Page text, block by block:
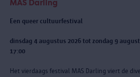
MAS Darling
Een queer cultuurfestival
dinsdag 4 augustus 2026 tot zondag 9
17:00
Het vierdaags festival MAS Darling viert de